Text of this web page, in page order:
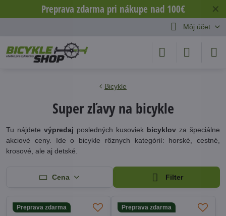
✕
Preprava zdarma pri nákupe nad 100€
Môj účet
Bicykle
Super zľavy na bicykle
Tu nájdete výpredaj posledných kusoviek bicyklov za špeciálne
akciové ceny. Ide o bicykle rôznych kategórií: horské, cestné,
krosové, ale aj detské.
Cena Filter
Preprava zdarma Preprava zdarma